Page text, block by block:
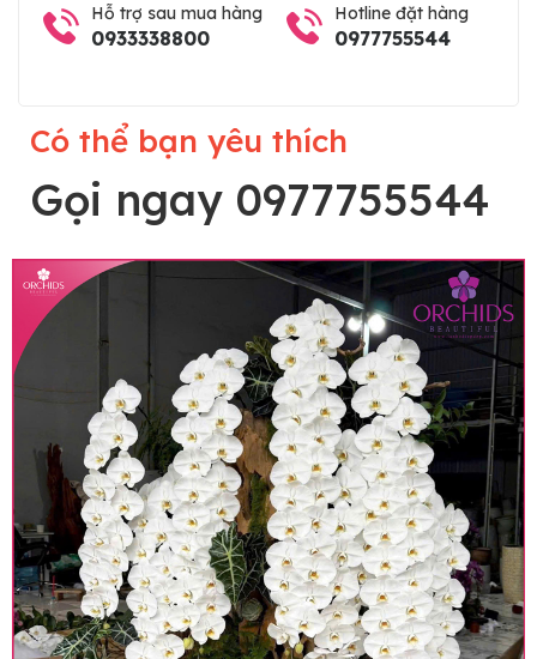
Lưu ý trước khi đặt hàng
• Về cây hoa: Một chậu hoa lan hồ điệp đẹp và
hoàn chỉnh sẽ được phối ghép từ nhiều cây hoa
và tạo dáng hoàn toàn thủ công nên có thể sẽ
khác nhau đôi chút giữa sản phẩm thực tế và
Hỗ trợ sau mua hàng
0933338800
Hotline đặt hàng
0977755544
Có thể bạn yêu thích
Gọi ngay 0977755544